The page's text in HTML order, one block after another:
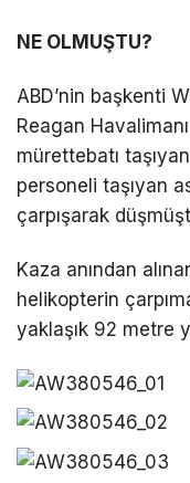
a
a
n
e
s
c
r
t
Ç
a
k
a
NE OLMUŞTU?
ABD’nin başkenti
Reagan
mürettebatı
personeli taşıyan
çarpışarak
Kaza anından
helikopterin
yaklaşık 92 metre